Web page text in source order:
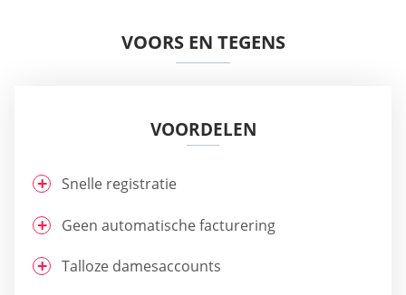
VOORS EN TEGENS
VOORDELEN
Snelle registratie
Geen automatische facturering
Talloze damesaccounts